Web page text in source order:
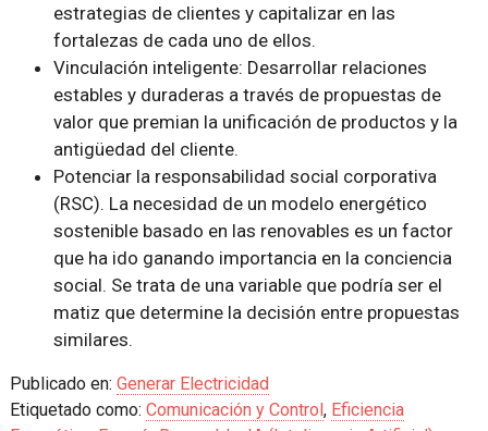
estrategias de clientes y capitalizar en las
fortalezas de cada uno de ellos.
Vinculación inteligente: Desarrollar relaciones
estables y duraderas a través de propuestas de
valor que premian la unificación de productos y la
antigüedad del cliente.
Potenciar la responsabilidad social corporativa
(RSC). La necesidad de un modelo energético
sostenible basado en las renovables es un factor
que ha ido ganando importancia en la conciencia
social. Se trata de una variable que podría ser el
matiz que determine la decisión entre propuestas
similares.
Publicado en: Generar Electricidad
Etiquetado como: Comunicación y Control, Eficiencia